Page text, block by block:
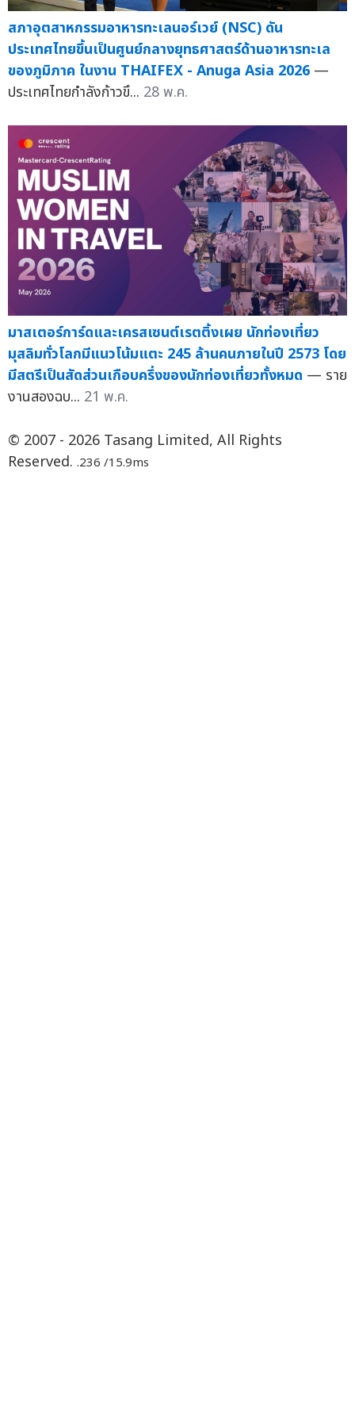
สภาอุตสาหกรรมอาหารทะเลนอร์เวย์ (NSC) ดัน
ประเทศไทยขึ้นเป็นศูนย์กลางยุทธศาสตร์ด้านอาหารทะเล
ของภูมิภาค ในงาน THAIFEX - Anuga Asia 2026 —
ประเทศไทยกำลังก้าวขึ... 28 พ.ค.
มาสเตอร์การ์ดและเครสเซนต์เรตติ้งเผย นักท่องเที่ยว
มุสลิมทั่วโลกมีแนวโน้มแตะ 245 ล้านคนภายในปี 2573 โดย
มีสตรีเป็นสัดส่วนเกือบครึ่งของนักท่องเที่ยวทั้งหมด — ราย
งานสองฉบ... 21 พ.ค.
© 2007 - 2026 Tasang Limited, All Rights
Reserved. .236 /15.9ms